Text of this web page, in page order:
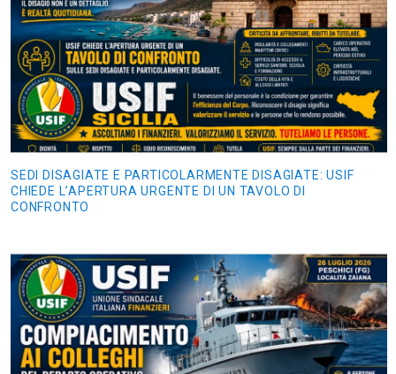
SEDI DISAGIATE E PARTICOLARMENTE DISAGIATE: USIF
CHIEDE L’APERTURA URGENTE DI UN TAVOLO DI
CONFRONTO